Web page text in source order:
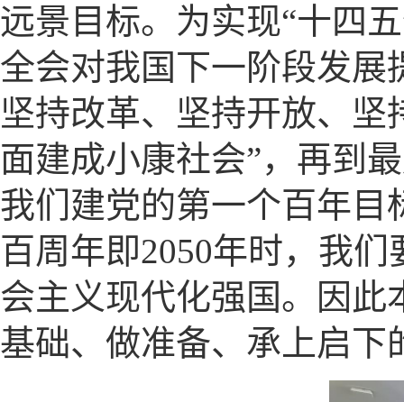
远景目标。为实现“十四
全会对我国下一阶段发
坚持改革、坚持开放、坚
面建成小康社会”，再到
我们建党的第一个百年目
百周年即2050年时，我
会主义现代化强国。因
基础、做准备、承上启下